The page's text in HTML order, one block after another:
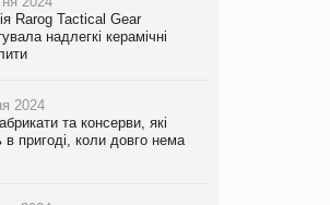
Rarog Tactical Gear
надлегкі керамічні
2024
та консерви, які
в пригоді, коли довго нема